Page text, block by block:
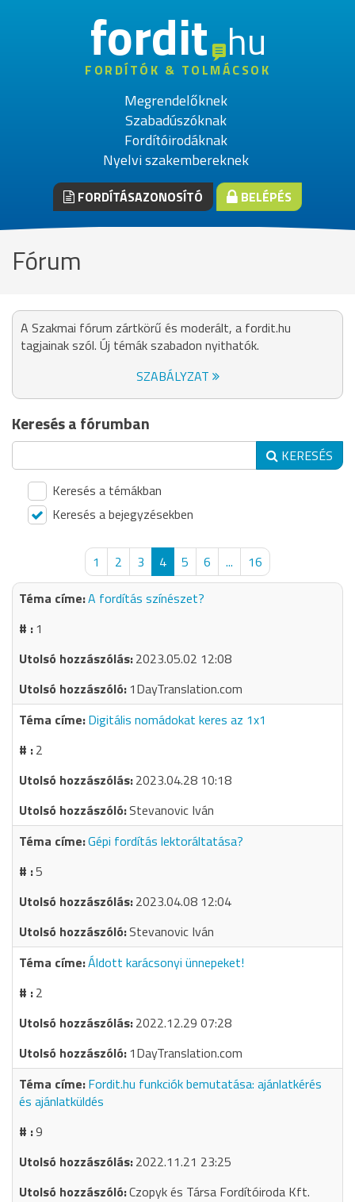
fordithu
FORDÍTÓK & TOLMÁCSOK
Megrendelőknek
Szabadúszóknak
Fordítóirodáknak
Nyelvi szakembereknek
FORDÍTÁSAZONOSÍTÓ BELÉPÉS
Fórum
A Szakmai fórum zártkörű és moderált, a fordit.hu
tagjainak szól. Új témák szabadon nyithatók.
SZABÁLYZAT
Keresés a fórumban
KERESÉS
Keresés a témákban
Keresés a bejegyzésekben
1 2 3 4 5 6 ...
16
A fordítás színészet?
1
2023.05.02 12:08
1DayTranslation.com
Digitális nomádokat keres az 1x1
2
2023.04.28 10:18
Stevanovic Iván
Gépi fordítás lektoráltatása?
5
2023.04.08 12:04
Stevanovic Iván
Áldott karácsonyi ünnepeket!
2
2022.12.29 07:28
1DayTranslation.com
Fordit.hu funkciók bemutatása: ajánlatkérés
és ajánlatküldés
9
2022.11.21 23:25
Czopyk és Társa Fordítóiroda Kft.